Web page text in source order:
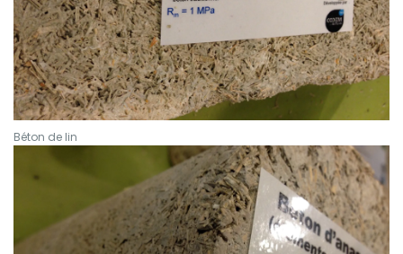
Béton de lin